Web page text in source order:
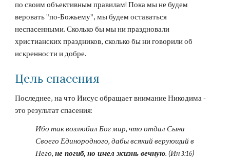
по своим объективным правилам! Пока мы не будем
веровать "по-Божьему", мы будем оставаться
неспасенными. Сколько бы мы ни праздновали
христианских праздников, сколько бы ни говорили об
искренности и добре.
Цель спасения
Последнее, на что Иисус обращает внимание Никодима -
это результат спасения:
Ибо так возлюбил Бог мир, что отдал Сына
Своего Единородного, дабы всякий верующий в
Него, не погиб, но имел жизнь вечную. (Ин 3:16)